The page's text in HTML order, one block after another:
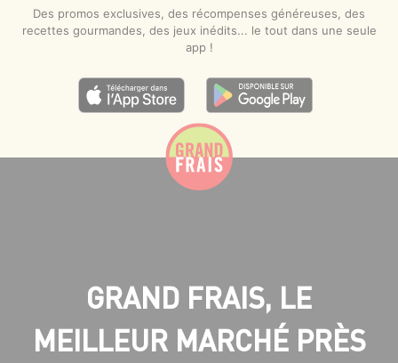
Des promos exclusives, des récompenses généreuses, des
recettes gourmandes, des jeux inédits... le tout dans une seule
app !
GRAND FRAIS, LE
MEILLEUR MARCHÉ PRÈS